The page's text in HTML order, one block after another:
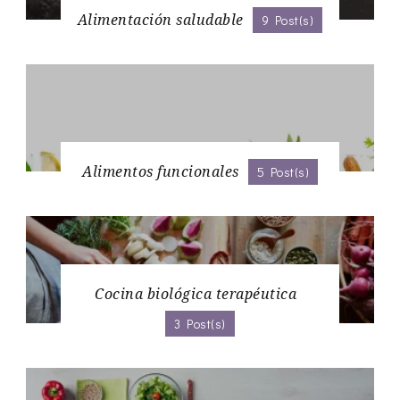
Alimentación saludable 9 Post(s)
Alimentos funcionales 5 Post(s)
Cocina biológica terapéutica
3 Post(s)